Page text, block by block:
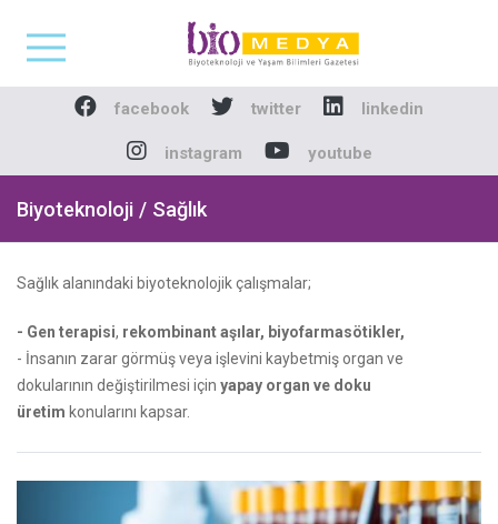
Biomedya -
facebook twitter linkedin
instagram youtube
Biyoteknoloji / Sağlık
Sağlık alanındaki biyoteknolojik çalışmalar;
- Gen terapisi, rekombinant aşılar, biyofarmasötikler,
- İnsanın zarar görmüş veya işlevini kaybetmiş organ ve
dokularının değiştirilmesi için yapay organ ve doku
üretim konularını kapsar.